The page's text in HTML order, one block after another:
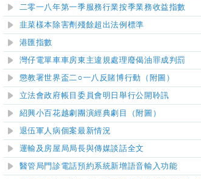
二零一八年第一季服務行業按季業務收益指數
韭菜樣本除害劑殘餘超出法例標準
港匯指數
灣仔電單車車房東主違規處理廢偈油罪成判罰
懲教署世界盃二○一八反賭博行動（附圖）
立法會政府帳目委員會明日舉行公開聆訊
紹興小百花越劇團演經典劇目（附圖）
退伍軍人病個案最新情況
運輸及房屋局局長與傳媒談話全文
醫管局門診電話預約系統新增語音輸入功能